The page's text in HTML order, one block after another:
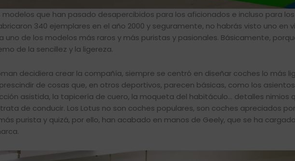
modelos que han pasado desapercibidos para los aficionados e incluso para
340 ejemplares en el año 2000 y seguramente, no habrás visto uno en
uno de los modelos más raros y más puristas y pasionales. Básicamente,
de la sencillez y la ligereza.
decidiera crear la compañía, siempre se centró en diseñar coches lo más
de cosas que, en otros deportivos, parecen básicas, como los
asistida, la tapicería de cuero, la moqueta del habitáculo… detalles nimios
de conducir. Los Lotus no son coches populares, son coches apreciados
purista y quizá, por ello, han acabado en manos de Geely, que se ha